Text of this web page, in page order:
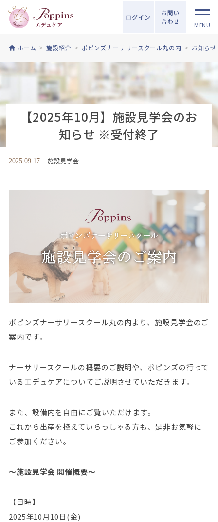
ログイン
お問い
合わせ
MENU
ホーム 施設紹介 ポピンズナーサリースクール丸の内 お知らせ
【2025年10月】施設見学会のお
知らせ ※受付終了
2025.09.17 施設見学会
ポピンズナーサリースクール丸の内より、施設見学会のご
案内です。
ナーサリースクールの概要のご説明や、ポピンズの行って
いるエデュケアについてご説明させていただきます。
また、設備内を自由にご覧いただけます。
これから出産を控えていらっしゃる方も、是非お気軽に
ご参加ください。
～施設見学会 開催概要～
【日時】
2025年10月10日(金)